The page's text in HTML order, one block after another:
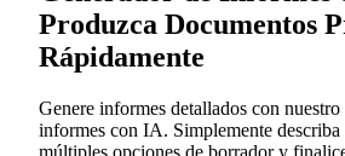
Produzca Documentos
Rápidamente
Genere informes detallados con nuestro
informes con IA. Simplemente describa
múltiples opciones de borrador y